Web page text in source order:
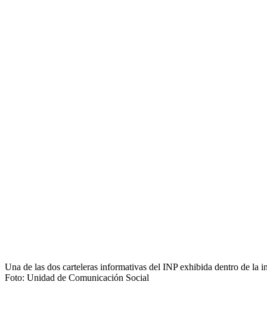
Una de las dos carteleras informativas del INP exhibida dentro de la
Foto: Unidad de Comunicación Social